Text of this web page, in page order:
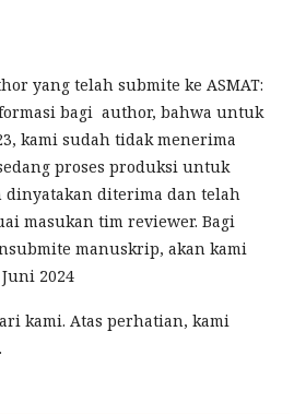
yang telah submite ke ASMAT:
bagi author, bahwa untuk
kami sudah tidak menerima
proses produksi untuk
diterima dan telah
masukan tim reviewer. Bagi
manuskrip, akan kami
2024
kami. Atas perhatian, kami